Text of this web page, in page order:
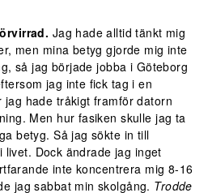
Jag hade alltid tänkt mig
men mina betyg gjorde mig inte
så jag började jobba i Göteborg
jag inte fick tag i en
hade tråkigt framför datorn
Men hur fasiken skulle jag ta
betyg. Så jag sökte in till
Dock ändrade jag inget
inte koncentrera mig 8-16
jag sabbat min skolgång. Trodde